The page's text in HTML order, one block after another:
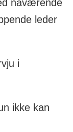
nåværende
leder
i
ikke kan